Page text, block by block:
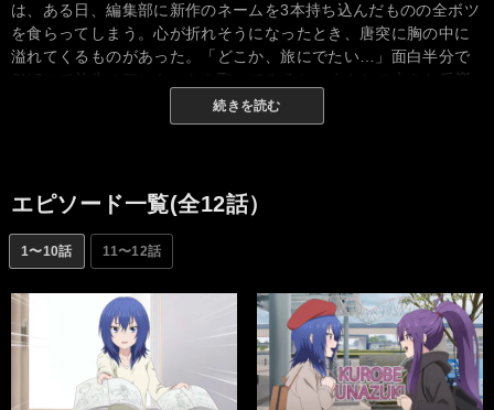
は、ある日、編集部に新作のネームを3本持ち込んだものの全ボツ
を食らってしまう。心が折れそうになったとき、唐突に胸の中に
溢れてくるものがあった。「どこか、旅にでたい…」面白半分で
SNSにて旅先のアンケートを取ってみると、まさかの大きな反響
があり、引くに引けない状態に…！ でも、旅にでたい気持ちは本
物。覚悟を決めたちかは、アンケート頼りの行き当たりばったり
発！
続きを読む
エピソード一覧(全12話）
1〜10話 11〜12話